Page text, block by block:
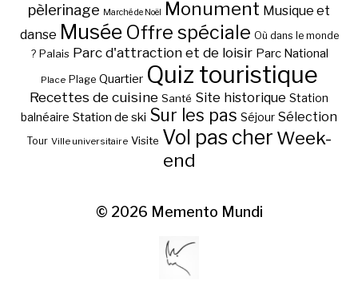
pèlerinage Marché de Noël Monument Musique et
danse Musée Offre spéciale Où dans le monde
? Palais Parc d'attraction et de loisir Parc National
Place Plage Quartier Quiz touristique
Recettes de cuisine Santé Site historique Station
balnéaire Station de ski Sur les pas Séjour Sélection
Tour Ville universitaire Visite Vol pas cher Week-
end
© 2026 Memento Mundi